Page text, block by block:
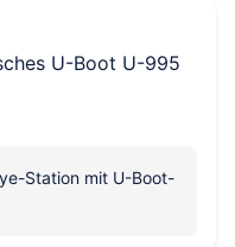
U-Boot U-995
Station mit U-Boot-